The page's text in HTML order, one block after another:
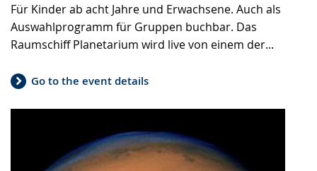
Für Kinder ab acht Jahre und Erwachsene. Auch als
Auswahlprogramm für Gruppen buchbar. Das
Raumschiff Planetarium wird live von einem der...
Go to the event details